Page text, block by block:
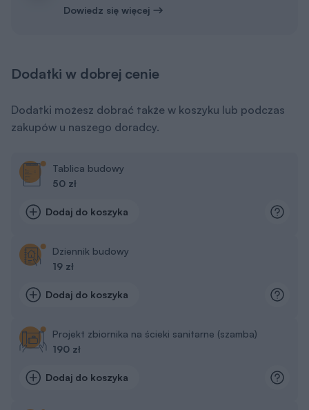
Dowiedz się więcej
Dodatki w dobrej cenie
Dodatki możesz dobrać także w koszyku lub podczas
zakupów u naszego doradcy.
Tablica budowy
50 zł
Dodaj do koszyka
Dziennik budowy
19 zł
Dodaj do koszyka
Projekt zbiornika na ścieki sanitarne (szamba)
190 zł
Dodaj do koszyka